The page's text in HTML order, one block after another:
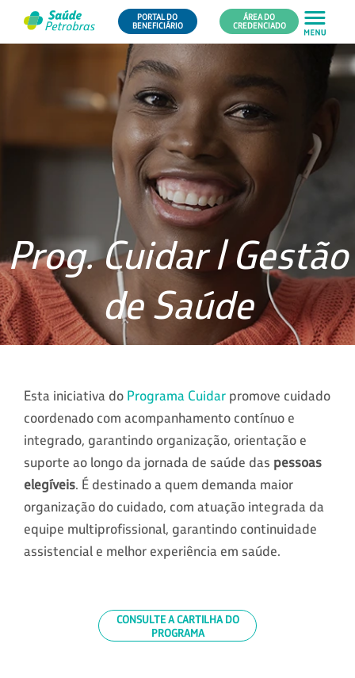
PORTAL DO
BENEFICIÁRIO
ÁREA DO
CREDENCIADO
Prog. Cuidar | Gestão
de Saúde
Esta iniciativa do Programa Cuidar promove cuidado
coordenado com acompanhamento contínuo e
integrado, garantindo organização, orientação e
suporte ao longo da jornada de saúde das pessoas
elegíveis. É destinado a quem demanda maior
organização do cuidado, com atuação integrada da
equipe multiprofissional, garantindo continuidade
assistencial e melhor experiência em saúde.
CONSULTE A CARTILHA DO
PROGRAMA